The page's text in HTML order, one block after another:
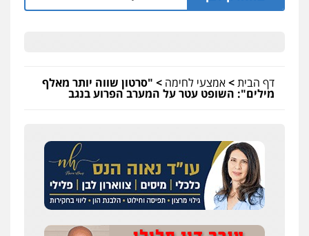
דף הבית>אמצעי לחימה > "סרטון שווה יותר מאלף
מילים": השופט עטר על המערב הפרוע בנגב